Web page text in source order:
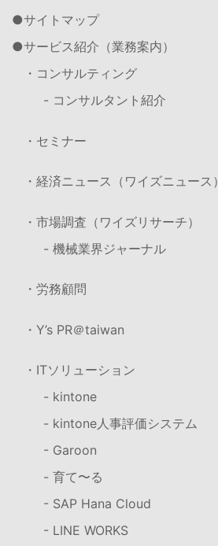
サイトマップ
サービス紹介（業務案内）
・コンサルティング
- コンサルタント紹介
・セミナー
・経済ニュース（ワイズニュース）
・市場調査（ワイズリサーチ）
- 機械業界ジャーナル
・労務顧問
・Y’s PR＠taiwan
・ITソリューション
- kintone
- kintone人事評価システム
- Garoon
- 育て〜る
- SAP Hana Cloud
- LINE WORKS